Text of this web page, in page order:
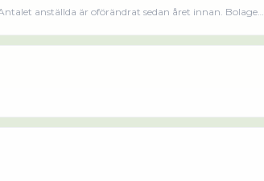
anställda är oförändrat sedan året innan. Bolaget